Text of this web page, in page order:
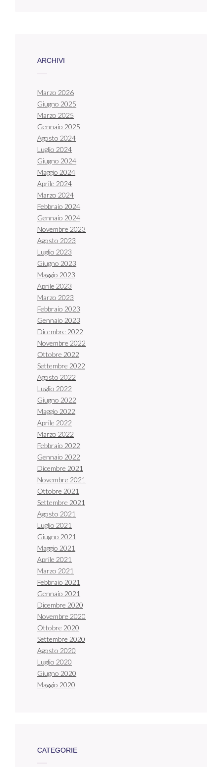
ARCHIVI
Marzo 2026
Giugno 2025
Marzo 2025
Gennaio 2025
Agosto 2024
Luglio 2024
Giugno 2024
Maggio 2024
Aprile 2024
Marzo 2024
Febbraio 2024
Gennaio 2024
Novembre 2023
Agosto 2023
Luglio 2023
Giugno 2023
Maggio 2023
Aprile 2023
Marzo 2023
Febbraio 2023
Gennaio 2023
Dicembre 2022
Novembre 2022
Ottobre 2022
Settembre 2022
Agosto 2022
Luglio 2022
Giugno 2022
Maggio 2022
Aprile 2022
Marzo 2022
Febbraio 2022
Gennaio 2022
Dicembre 2021
Novembre 2021
Ottobre 2021
Settembre 2021
Agosto 2021
Luglio 2021
Giugno 2021
Maggio 2021
Aprile 2021
Marzo 2021
Febbraio 2021
Gennaio 2021
Dicembre 2020
Novembre 2020
Ottobre 2020
Settembre 2020
Agosto 2020
Luglio 2020
Giugno 2020
Maggio 2020
CATEGORIE